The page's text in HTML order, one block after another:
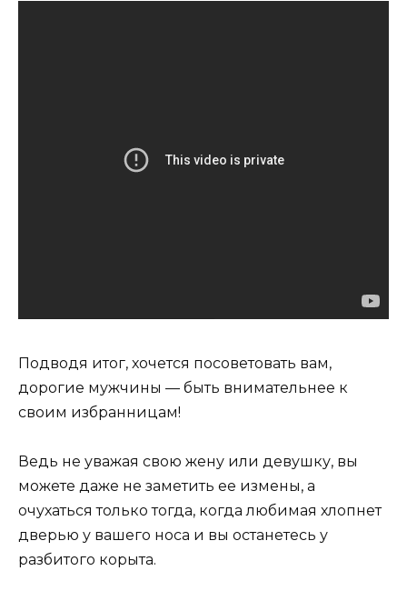
Подводя итог, хочется посоветовать вам,
дорогие мужчины — быть внимательнее к
своим избранницам!
Ведь не уважая свою жену или девушку, вы
можете даже не заметить ее измены, а
очухаться только тогда, когда любимая хлопнет
дверью у вашего носа и вы останетесь у
разбитого корыта.